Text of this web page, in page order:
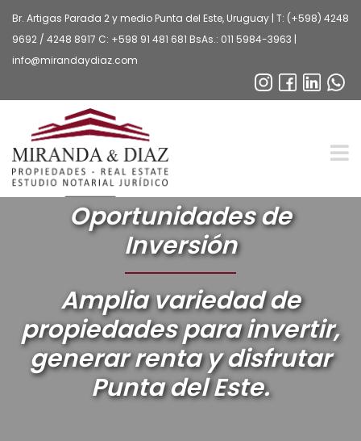
Br. Artigas Parada 2 y medio Punta del Este, Uruguay | T: (+598) 4248
9692 / 4248 8917 C: +598 91 481 681 BsAs.: 011 5984-3963 |
info@mirandaydiaz.com
Oportunidades de
Inversión
Amplia variedad de
propiedades para invertir,
generar renta y disfrutar
Punta del Este.